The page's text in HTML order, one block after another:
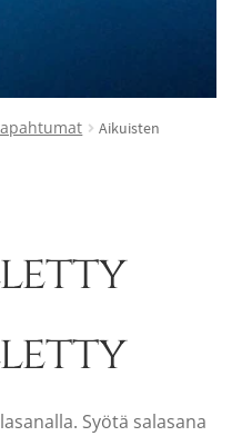
Aikuisten
Syötä salasana